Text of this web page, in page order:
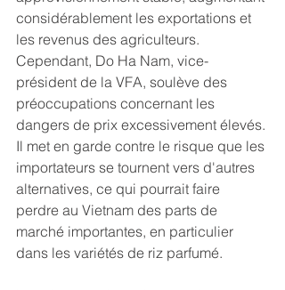
considérablement les exportations et
les revenus des agriculteurs.
Cependant, Do Ha Nam, vice-
président de la VFA, soulève des
préoccupations concernant les
dangers de prix excessivement élevés.
Il met en garde contre le risque que les
importateurs se tournent vers d'autres
alternatives, ce qui pourrait faire
perdre au Vietnam des parts de
marché importantes, en particulier
dans les variétés de riz parfumé.